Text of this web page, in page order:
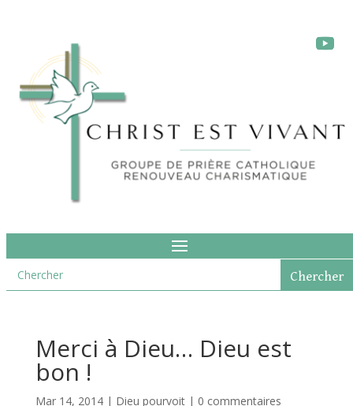
Merci à Dieu… Dieu est
bon !
Mar 14, 2014| Dieu pourvoit| 0 commentaires